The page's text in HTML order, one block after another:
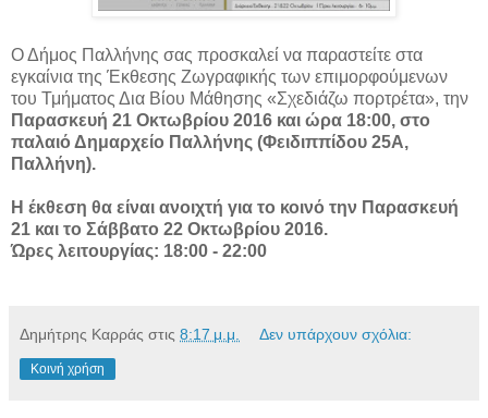
Ο Δήμος Παλλήνης σας προσκαλεί να παραστείτε στα
εγκαίνια της Έκθεσης Ζωγραφικής των επιμορφούμενων
του Τμήματος Δια Βίου Μάθησης «Σχεδιάζω πορτρέτα», την
Παρασκευή 21 Οκτωβρίου 2016 και ώρα 18:00, στο
παλαιό Δημαρχείο Παλλήνης (Φειδιππίδου 25Α,
Παλλήνη).
Η έκθεση θα είναι ανοιχτή για το κοινό την Παρασκευή
21 και το Σάββατο 22 Οκτωβρίου 2016.
Ώρες λειτουργίας: 18:00 - 22:00
Δημήτρης Καρράς στις 8:17 μ.μ. Δεν υπάρχουν σχόλια:
Κοινή χρήση